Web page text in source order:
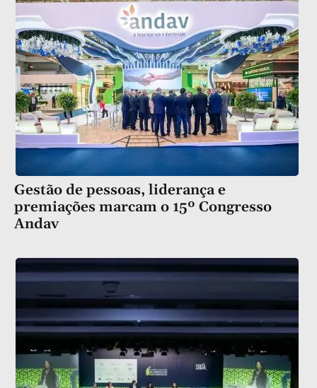
Gestão de pessoas, liderança e
premiações marcam o 15º Congresso
Andav